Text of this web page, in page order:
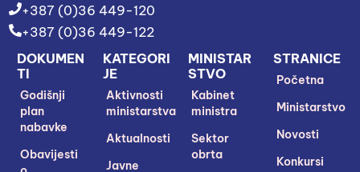
+387 (0)36 449-120
+387 (0)36 449-122
STRANICE
Početna
Ministarstvo
Novosti
Konkursi
MINISTAR
STVO
Kabinet
ministra
Sektor
obrta
KATEGORI
JE
Aktivnosti
ministarstva
Aktualnosti
Javne
DOKUMEN
TI
Godišnji
plan
nabavke
Obavijesti